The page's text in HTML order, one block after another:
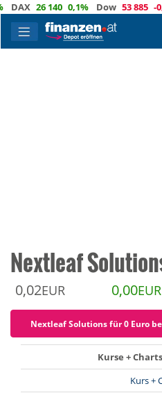
26 140 0,1% Dow 53 885 -0,9%
Nextleaf
0,02EUR 0,00EUR
Nextleaf Solutions für 0 Euro
Kurse +
Kurs +